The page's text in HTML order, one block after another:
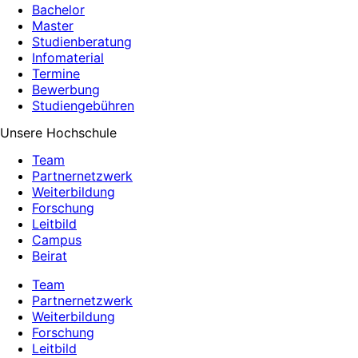
Bachelor
Master
Studienberatung
Infomaterial
Termine
Bewerbung
Studiengebühren
Unsere Hochschule
Team
Partnernetzwerk
Weiterbildung
Forschung
Leitbild
Campus
Beirat
Team
Partnernetzwerk
Weiterbildung
Forschung
Leitbild